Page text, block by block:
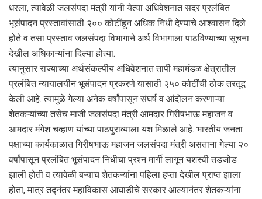
धरला, त्यावेळी जलसंपदा मंत्री यांनी येत्या अधिवेशनात सदर प्रलंबित
भूसंपादन प्रस्तावांसाठी २०० कोटींहून अधिक निधी देण्याचे आश्वासन दिले
होते व तसा प्रस्ताव जलसंपदा विभागाने अर्थ विभागाला पाठविण्याच्या सूचना
देखील अधिकाऱ्यांना दिल्या होत्या.
त्यानुसार राज्याच्या अर्थसंकल्पीय अधिवेशनात तापी महामंडळ क्षेत्रातील
प्रलंबित न्यायालयीन भूसंपादन प्रकरणे यासाठी २५० कोटींची ठोक तरतूद
केली आहे. त्यामुळे गेल्या अनेक वर्षांपासून संघर्ष व आंदोलन करणाऱ्या
शेतकऱ्यांच्या तसेच माजी जलसंपदा मंत्री आमदार गिरीषभाऊ महाजन व
आमदार मंगेश चव्हाण यांच्या पाठपुराव्याला यश मिळाले आहे. भारतीय जनता
पक्षाच्या कार्यकाळात गिरीषभाऊ महाजन जलसंपदा मंत्री असताना गेल्या २०
वर्षांपासून प्रलंबित भूसंपादन निधीचा प्रश्न मार्गी लागून यशस्वी तडजोड
झाली होती व त्यावेळी बऱ्याच शेतकऱ्यांना पहिला हप्ता देखील प्राप्त झाला
होता, मात्र तद्नंतर महाविकास आघाडीचे सरकार आल्यानंतर शेतकऱ्यांना